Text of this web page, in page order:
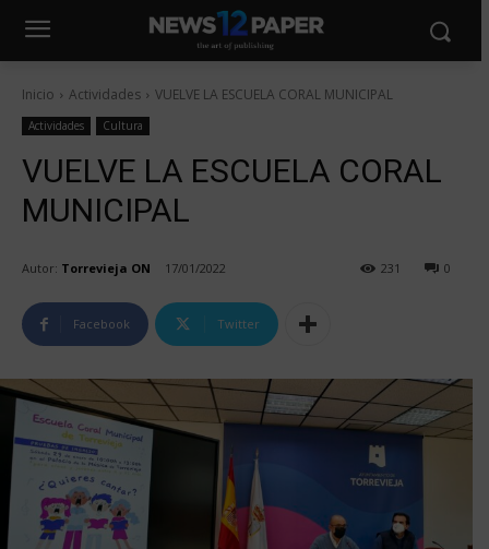
Inicio Actividades VUELVE LA ESCUELA CORAL MUNICIPAL
Actividades Cultura
VUELVE LA ESCUELA CORAL
MUNICIPAL
Autor: Torrevieja ON 17/01/2022 0
231
Facebook Twitter